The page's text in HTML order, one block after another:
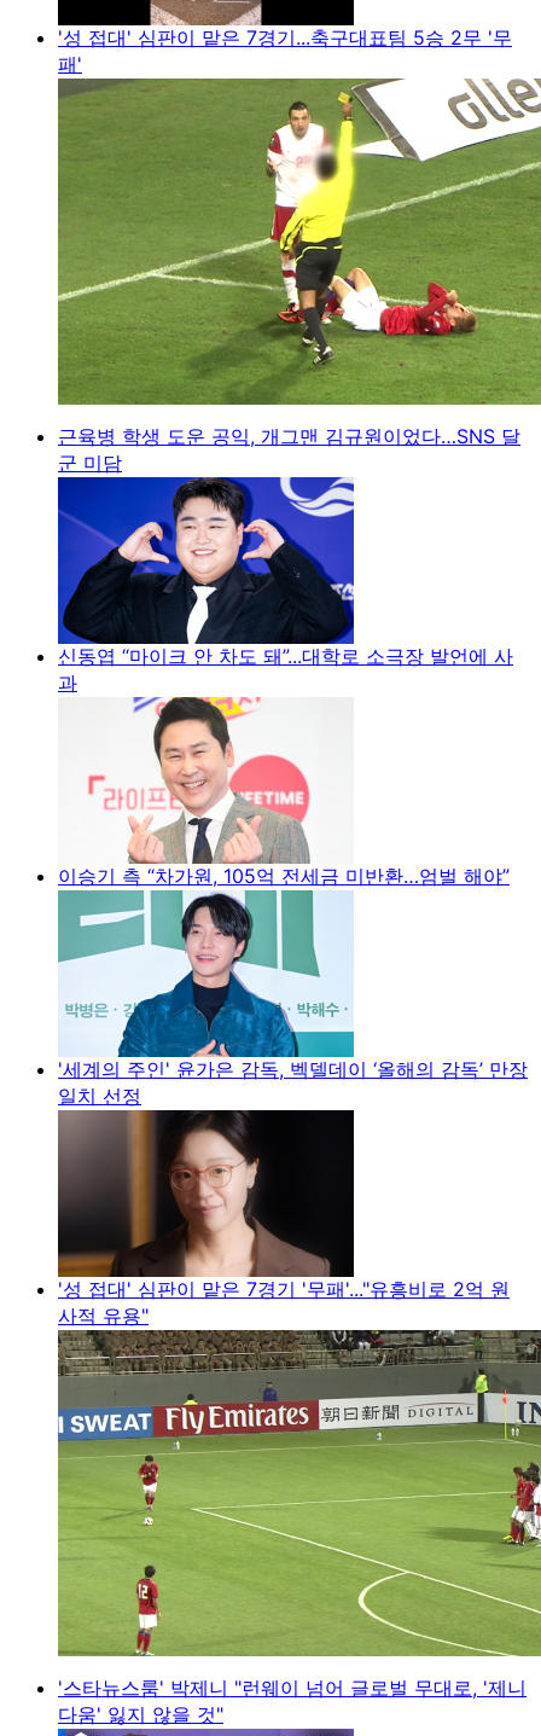
'성 접대' 심판이 맡은 7경기...축구대표팀 5승 2무 '무
패'
근육병 학생 도운 공익, 개그맨 김규원이었다…SNS 달
군 미담
신동엽 “마이크 안 차도 돼”...대학로 소극장 발언에 사
과
이승기 측 “차가원, 105억 전세금 미반환…엄벌 해야”
'세계의 주인' 윤가은 감독, 벡델데이 ‘올해의 감독’ 만장
일치 선정
'성 접대' 심판이 맡은 7경기 '무패'..."유흥비로 2억 원
사적 유용"
'스타뉴스룸' 박제니 "런웨이 넘어 글로벌 무대로, '제니
다움' 잃지 않을 것"